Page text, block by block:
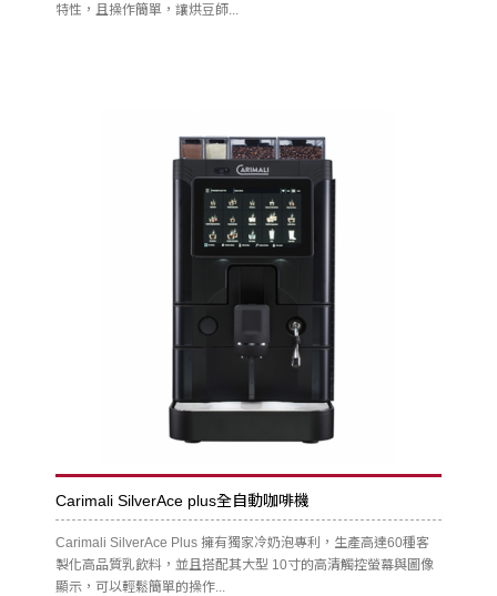
特性，且操作簡單，讓烘豆師...
Carimali SilverAce plus全自動咖啡機
Carimali SilverAce Plus 擁有獨家冷奶泡專利，生產高達60種客
製化高品質乳飲料，並且搭配其大型 10寸的高清觸控螢幕與圖像
顯示，可以輕鬆簡單的操作...